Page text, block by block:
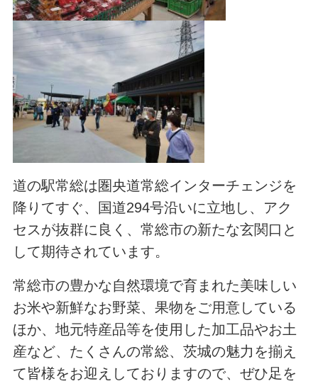
道の駅常総は圏央道常総インターチェンジを
降りてすぐ、国道294号沿いに立地し、アク
セスが抜群に良く、常総市の新たな玄関口と
して期待されています。
常総市の豊かな自然環境で育まれた美味しい
お米や新鮮なお野菜、果物をご用意している
ほか、地元特産品等を使用した加工品やお土
産など、たくさんの常総、茨城の魅力を揃え
て皆様をお迎えしておりますので、ぜひ足を